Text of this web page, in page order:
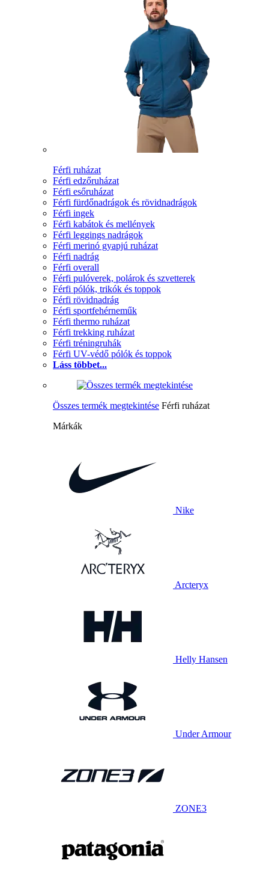
Férfi ruházat
Férfi edzőruházat
Férfi esőruházat
Férfi fürdőnadrágok és rövidnadrágok
Férfi ingek
Férfi kabátok és mellények
Férfi leggings nadrágok
Férfi merinó gyapjú ruházat
Férfi nadrág
Férfi overall
Férfi pulóverek, polárok és szvetterek
Férfi pólók, trikók és toppok
Férfi rövidnadrág
Férfi sportfehérneműk
Férfi thermo ruházat
Férfi trekking ruházat
Férfi tréningruhák
Férfi UV-védő pólók és toppok
Láss többet...
Összes termék megtekintése Férfi ruházat
Márkák
Nike
Arcteryx
Helly Hansen
Under Armour
ZONE3